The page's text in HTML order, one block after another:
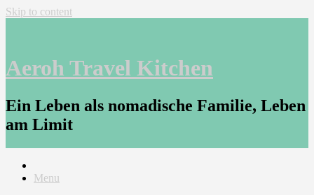
Skip to content
Aeroh Travel Kitchen
Ein Leben als nomadische Familie, Leben
am Limit
Menu